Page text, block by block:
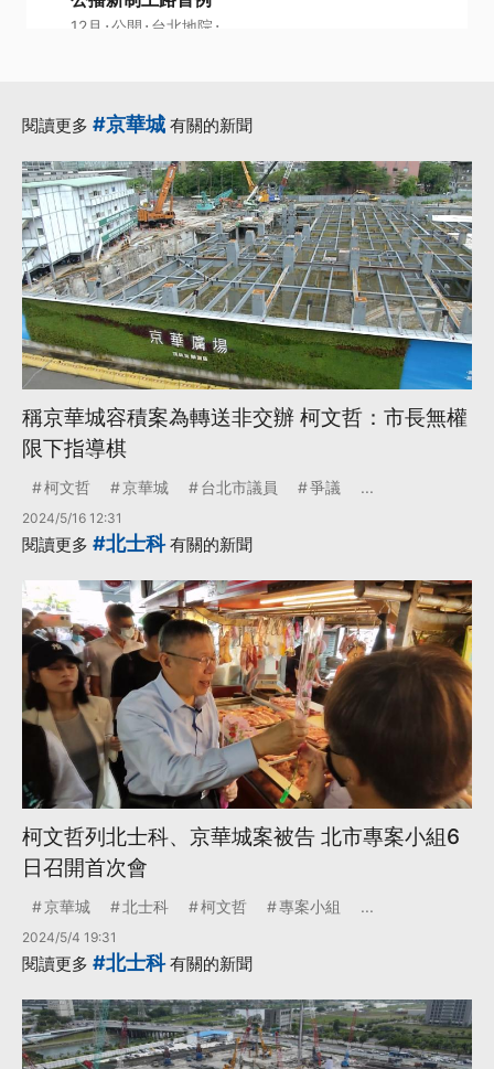
12月 ·公開 · 台北地院 ·
閱讀更多 #京華城 有關的新聞
稱京華城容積案為轉送非交辦 柯文哲：市長無權
限下指導棋
柯文哲 京華城 台北市議員 爭議 ...
2024/5/16 12:31
閱讀更多 #北士科有關的新聞
柯文哲列北士科、京華城案被告 北市專案小組6
日召開首次會
京華城 北士科 柯文哲 專案小組 ...
2024/5/4 19:31
閱讀更多 #北士科有關的新聞